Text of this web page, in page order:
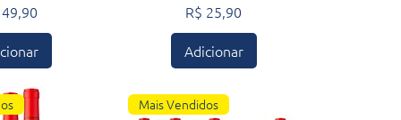
Preço
R$ 25,90
Adicionar
Mais Vendidos